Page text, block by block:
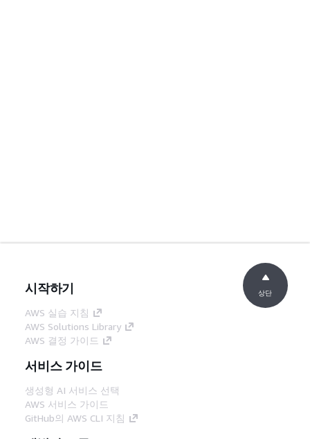
시작하기
AWS 실습 지침
AWS Solutions Library
AWS 결정 가이드
서비스 가이드
생성형 AI 서비스 선택
AWS 서비스 가이드
GitHub의 AWS CLI 지침
상단